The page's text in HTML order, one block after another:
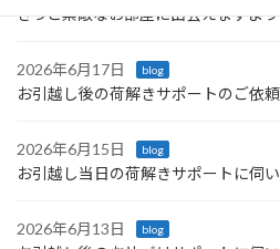
きっと素敵なお部屋に出会えますよ
2026年6月17日 blog
お引越し後の荷解きサポートのご依
2026年6月15日 blog
お引越し当日の荷解きサポートに伺
2026年6月13日 blog